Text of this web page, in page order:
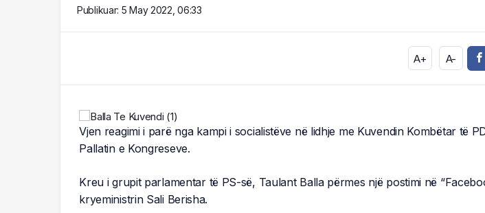
Publikuar: 5 May 2022, 06:33
A+ A-
Vjen reagimi i parë nga kampi i socialistëve në lidhje me Kuvendin Kombëtar të
Pallatin e Kongreseve.
Kreu i grupit parlamentar të PS-së, Taulant Balla përmes një postimi në
kryeministrin Sali Berisha.